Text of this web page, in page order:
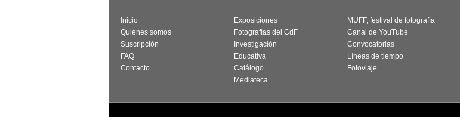
Inicio
Quiénes somos
Suscripción
FAQ
Contacto
Exposiciones
Fotografías del CdF
Investigación
Educativa
Catálogo
Mediateca
MUFF, festival de fotografía
Canal de YouTube
Convocatorias
Líneas de tiempo
Fotoviaje